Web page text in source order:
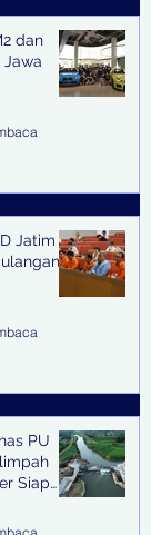
dan
Jawa
Jatim
PU
Siap
Pangan